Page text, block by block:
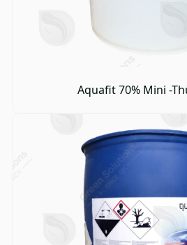
Aquafit 70% Mini -